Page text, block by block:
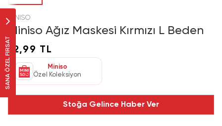
SANA ÖZEL FIRSAT
MINISO
Miniso Ağız Maskesi Kırmızı L Beden
12,99 TL
Miniso
Özel Koleksiyon
Stoğa Gelince Haber Ver